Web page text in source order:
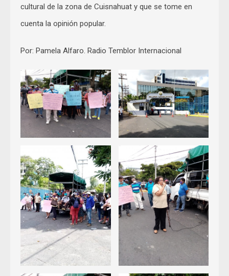
cultural de la zona de Cuisnahuat y que se tome en
cuenta la opinión popular.
Por: Pamela Alfaro. Radio Temblor Internacional